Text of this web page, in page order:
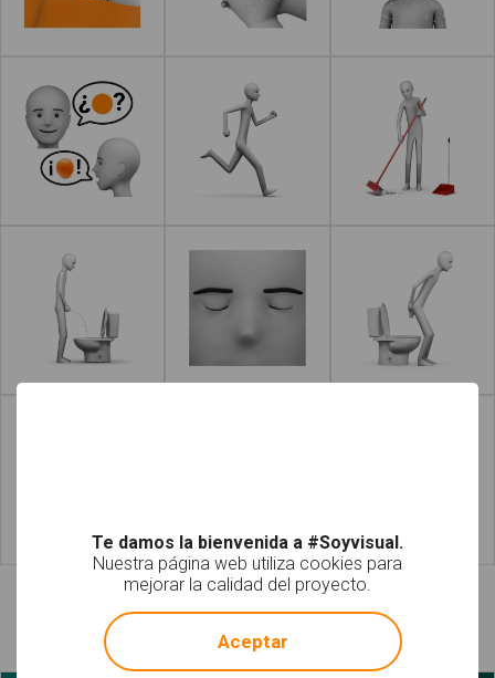
Leer más Leer más
Leer más Leer más
Láminas relacionadas
Te damos la bienvenida a #Soyvisual.
Nuestra página web utiliza cookies para
mejorar la calidad del proyecto.
! Not valid!
Aceptar